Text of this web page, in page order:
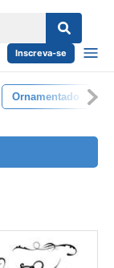
Inscreva-se
Ornamentado